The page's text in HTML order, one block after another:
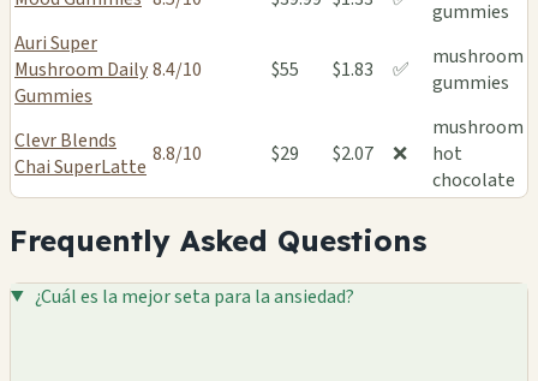
gummies
Auri Super
Mushroom Daily
Gummies
8.4/10 $55 $1.83 ✅
mushroom
gummies
Clevr Blends
Chai SuperLatte 8.8/10 $29 $2.07 ❌
mushroom
hot
chocolate
Frequently Asked Questions
¿Cuál es la mejor seta para la ansiedad?